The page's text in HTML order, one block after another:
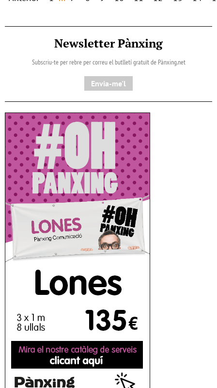
Newsletter Pànxing
Subscriu-te per rebre per correu el butlletí gratuït de Pànxing.net​
Envia-me'l